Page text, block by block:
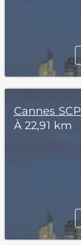
Cannes
À 22,91 km